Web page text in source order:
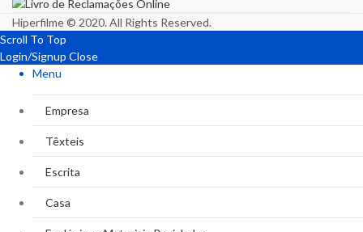
Hiperfilme © 2020. All Rights Reserved.
Scroll To Top
Login/Signup Close
Menu
Empresa
Têxteis
Escrita
Casa